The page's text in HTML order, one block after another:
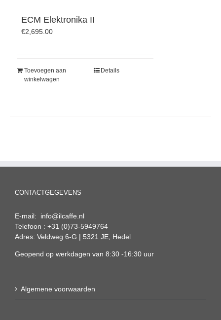
ECM Elektronika II
€2,695.00
Toevoegen aan
winkelwagen
Details
CONTACTGEGEVENS
E-mail: info@ilcaffe.nl
Telefoon : +31 (0)73-5949764
Adres: Veldweg 6-G | 5321 JE, Hedel
Geopend op werkdagen van 8:30 -16:30 uur
Algemene voorwaarden